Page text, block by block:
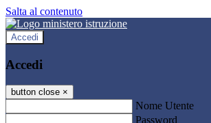
Salta al contenuto
Accedi
Accedi
button close ×
Nome Utente
Password